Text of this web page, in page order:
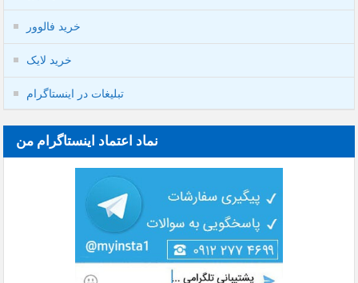
خرید فالوور
خرید لایک
تبلیغات در اینستاگرام
نماد اعتماد اینستاگرام من